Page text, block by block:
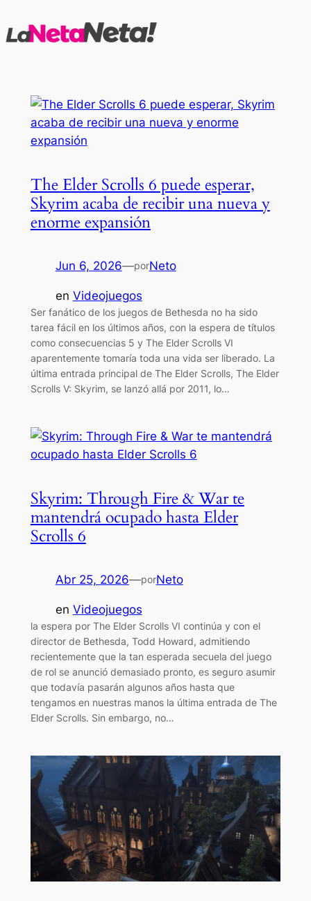
al
The Elder Scrolls 6 puede esperar,
Skyrim acaba de recibir una nueva y
enorme expansión
Jun 6, 2026—porNeto
en Videojuegos
Ser fanático de los juegos de Bethesda no ha sido
tarea fácil en los últimos años, con la espera de títulos
como consecuencias 5 y The Elder Scrolls VI
aparentemente tomaría toda una vida ser liberado. La
última entrada principal de The Elder Scrolls, The Elder
Scrolls V: Skyrim, se lanzó allá por 2011, lo…
Skyrim: Through Fire & War te
mantendrá ocupado hasta Elder
Scrolls 6
Abr 25, 2026—porNeto
en Videojuegos
la espera por The Elder Scrolls VI continúa y con el
director de Bethesda, Todd Howard, admitiendo
recientemente que la tan esperada secuela del juego
de rol se anunció demasiado pronto, es seguro asumir
que todavía pasarán algunos años hasta que
tengamos en nuestras manos la última entrada de The
Elder Scrolls. Sin embargo, no…